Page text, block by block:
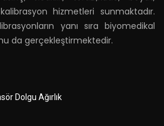
hizmetleri sunmaktadır.
yanı sıra biyomedikal
da gerçekleştirmektedir.
Dolgu Ağırlık